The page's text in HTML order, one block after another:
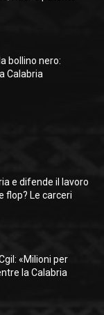
bollino nero:
Calabria
e difende il lavoro
flop? Le carceri
«Milioni per
la Calabria